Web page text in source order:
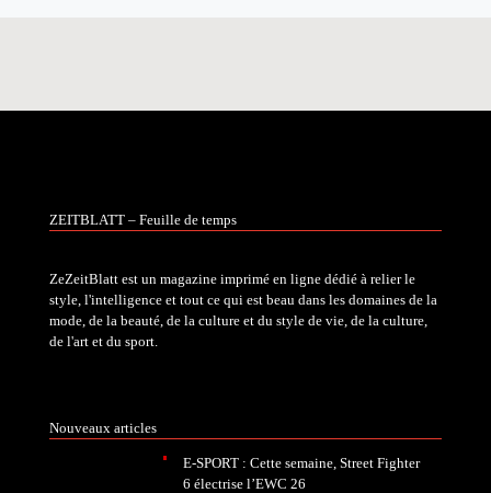
ZEITBLATT – Feuille de temps
ZeZeitBlatt est un magazine imprimé en ligne dédié à relier le
style, l'intelligence et tout ce qui est beau dans les domaines de la
mode, de la beauté, de la culture et du style de vie, de la culture,
de l'art et du sport.
Nouveaux articles
E-SPORT : Cette semaine, Street Fighter
6 électrise l’EWC 26